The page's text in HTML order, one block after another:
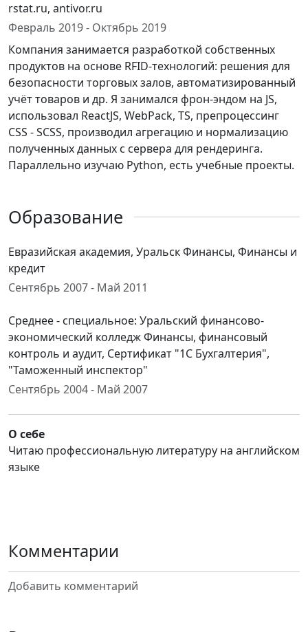
rstat.ru, antivor.ru
Февраль 2019 - Октябрь 2019
Компания занимается разработкой собственных
продуктов на основе RFID-технологий: решения для
безопасности торговых залов, автоматизированный
учёт товаров и др. Я занимался фрон-эндом на JS,
использовал ReactJS, WebPack, TS, препроцессинг
CSS - SCSS, производил агрегацию и нормализацию
полученных данных с сервера для рендеринга.
Параллельно изучаю Python, есть учебные проекты.
Образование
Евразийская академия, Уральск Финансы, Финансы и
кредит
Сентябрь 2007 - Май 2011
Среднее - специальное: Уральский финансово-
экономический колледж Финансы, финансовый
контроль и аудит, Сертификат "1С Бухгалтерия",
"Таможенный инспектор"
Сентябрь 2004 - Май 2007
О себе
Читаю профессиональную литературу на английском
языке
Комментарии
Добавить комментарий